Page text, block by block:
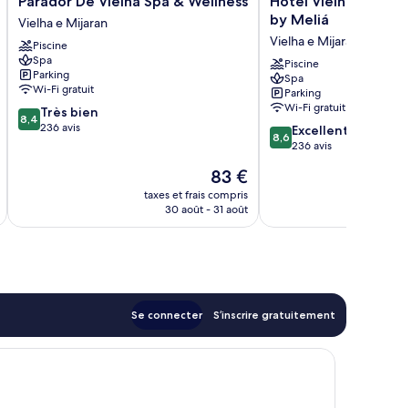
De
Vielha
Spa
&
Wellness
Vielha
e
Mijaran
Vielha e Mijaran
Piscine
Spa
Parking
Wi-Fi gratuit
8.4
sur
8,4 Très bien
236 avis
Le
nouveau
prix
83 €
taxes et frais compris
30 août - 31 août
Vielha
Val
d'Arán,
Affiliated
by
Meliá
Vielha
e
Mijaran
by Meliá
Vielha e Mijaran
Piscine
Spa
Parking
Wi-Fi gratuit
8.6
sur
8,6 Excellent
236 avis
Se connecter S’inscrire gratuitement